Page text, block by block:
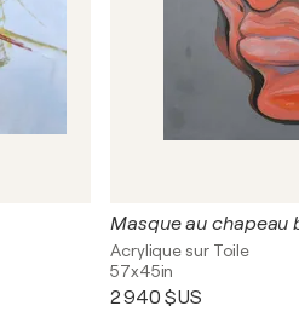
Masque au chapeau
Acrylique sur Toile
57x45in
2 940 $US